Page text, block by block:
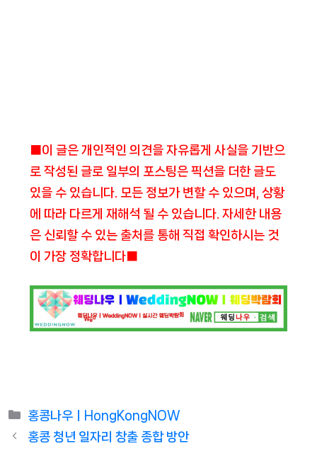
■이 글은 개인적인 의견을 자유롭게 사실을 기반으
로 작성된 글로 일부의 포스팅은 픽션을 더한 글도
있을 수 있습니다. 모든 정보가 변할 수 있으며, 상황
에 따라 다르게 재해석 될 수 있습니다. 자세한 내용
은 신뢰할 수 있는 출처를 통해 직접 확인하시는 것
이 가장 정확합니다■
Categories
홍콩나우ㅣHongKongNOW
홍콩 청년 일자리 창출 종합 방안